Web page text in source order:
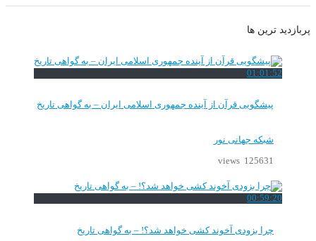
پربازدید ترین ها
01:01:52
پیشگویی قرآن از آینده جمهوری اسلامی ایران – به گواهی تاریخ
شبکه جهانی نور
125631 views
00:59:20
چرا بزودی آخوند کشی خواهد شد؟! – به گواهی تاریخ